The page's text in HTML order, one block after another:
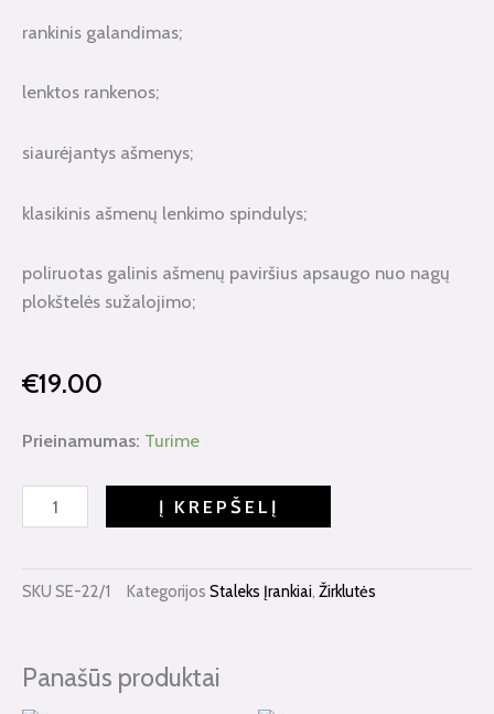
rankinis galandimas;
lenktos rankenos;
siaurėjantys ašmenys;
klasikinis ašmenų lenkimo spindulys;
poliruotas galinis ašmenų paviršius apsaugo nuo nagų
plokštelės sužalojimo;
€19.00
Prieinamumas: Turime
produkto
Žirklutės
"EXSPERT"
Į KREPŠELĮ
SKU SE-22/1 Kategorijos Staleks Įrankiai, Žirklutės
Panašūs produktai